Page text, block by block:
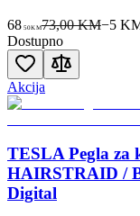
68 50KM73,00 KM−5
Dostupno
Akcija
TESLA Pegla za
HAIRSTRAID /
Digital